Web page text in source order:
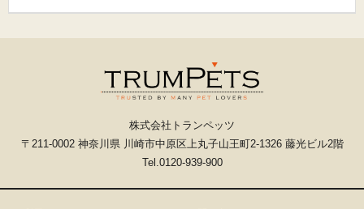
株式会社トランペッツ
〒211-0002 神奈川県 川崎市中原区上丸子山王町2-1326 藤光ビル2階
Tel.0120-939-900